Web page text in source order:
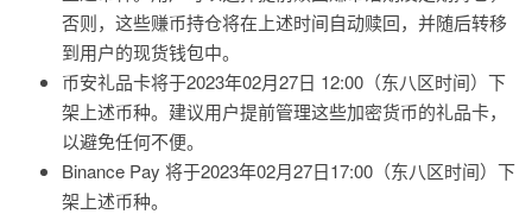
否则，这些赚币持仓将在上述时间自动赎回，并随后转移
到用户的现货钱包中。
币安礼品卡将于2023年02月27日 12:00（东八区时间）下
架上述币种。建议用户提前管理这些加密货币的礼品卡，
以避免任何不便。
Binance Pay 将于2023年02月27日17:00（东八区时间）下
架上述币种。